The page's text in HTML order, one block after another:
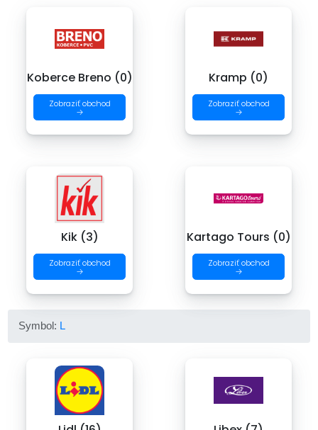
Koberce Breno (0)
Zobraziť obchod
→
Kramp (0)
Zobraziť obchod
→
Kik (3)
Zobraziť obchod
→
Kartago Tours (0)
Zobraziť obchod
→
Symbol: L